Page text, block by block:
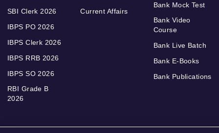
SBI Clerk 2026
IBPS PO 2026
IBPS Clerk 2026
IBPS RRB 2026
IBPS SO 2026
RBI Grade B
2026
Current Affairs
Bank Mock Test
Bank Video
Course
Bank Live Batch
Bank E-Books
Bank Publications